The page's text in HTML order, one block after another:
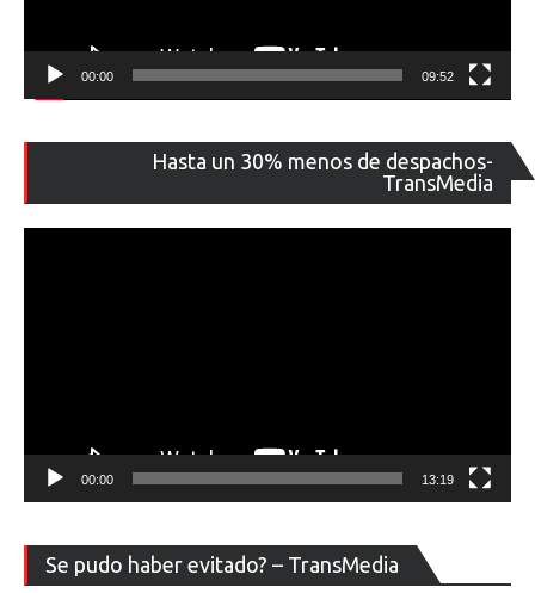
00:00 09:52
Hasta un 30% menos de despachos-
TransMedia
de
00:00 13:19
Se pudo haber evitado? – TransMedia
de